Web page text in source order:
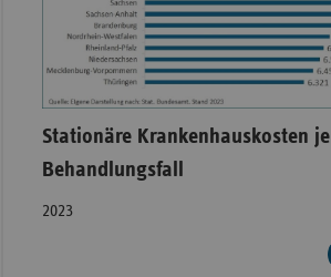
Stationäre Krankenhauskosten je
Behandlungsfall
2023